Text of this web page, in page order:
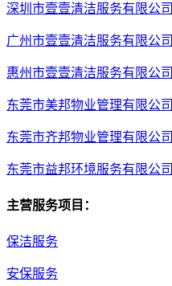
深圳市壹壹清洁服务有限公司
广州市壹壹清洁服务有限公司
惠州市壹壹清洁服务有限公司
东莞市美邦物业管理有限公司
东莞市齐邦物业管理有限公司
东莞市益邦环境服务有限公司
主营服务项目：
保洁服务
安保服务